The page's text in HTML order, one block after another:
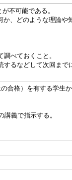
不可能である。
、どのような理論や
べておくこと。
るなどして次回まで
合格）を有する学生
義で指示する。